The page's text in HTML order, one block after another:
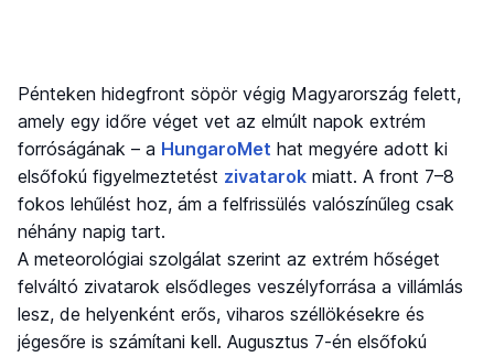
Pénteken hidegfront söpör végig Magyarország felett,
amely egy időre véget vet az elmúlt napok extrém
forróságának – a HungaroMet hat megyére adott ki
elsőfokú figyelmeztetést zivatarok miatt. A front 7–8
fokos lehűlést hoz, ám a felfrissülés valószínűleg csak
néhány napig tart.
A meteorológiai szolgálat szerint az extrém hőséget
felváltó zivatarok elsődleges veszélyforrása a villámlás
lesz, de helyenként erős, viharos széllökésekre és
jégesőre is számítani kell. Augusztus 7-én elsőfokú